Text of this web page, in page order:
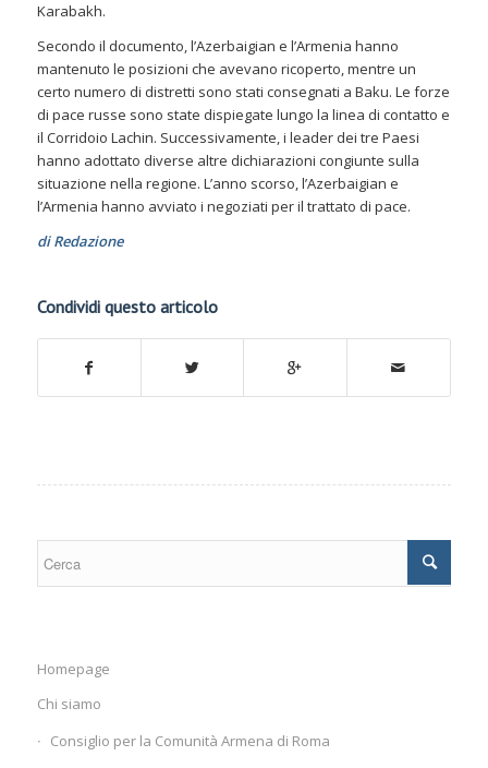
Karabakh.
Secondo il documento, l’Azerbaigian e l’Armenia hanno
mantenuto le posizioni che avevano ricoperto, mentre un
certo numero di distretti sono stati consegnati a Baku. Le forze
di pace russe sono state dispiegate lungo la linea di contatto e
il Corridoio Lachin. Successivamente, i leader dei tre Paesi
hanno adottato diverse altre dichiarazioni congiunte sulla
situazione nella regione. L’anno scorso, l’Azerbaigian e
l’Armenia hanno avviato i negoziati per il trattato di pace.
di Redazione
Condividi questo articolo
Homepage
Chi siamo
Consiglio per la Comunità Armena di Roma